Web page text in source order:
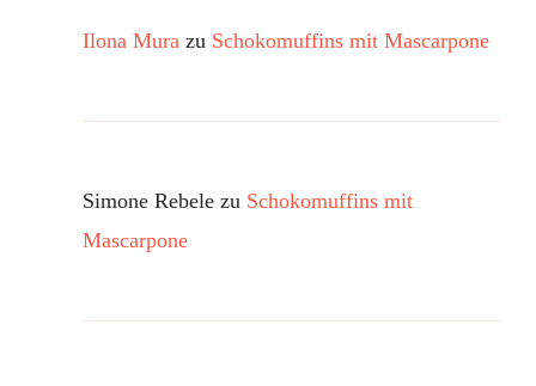
Ilona Mura zu Schokomuffins mit Mascarpone
Simone Rebele zu Schokomuffins mit
Mascarpone